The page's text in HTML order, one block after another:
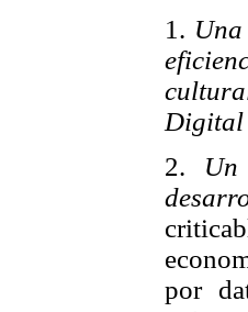
1.
Digital
2.
por